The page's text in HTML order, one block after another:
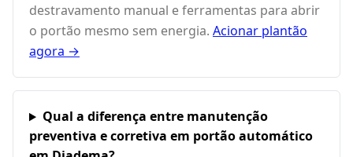
destravamento manual e ferramentas para abrir
o portão mesmo sem energia. Acionar plantão
agora →
Qual a diferença entre manutenção
preventiva e corretiva em portão automático